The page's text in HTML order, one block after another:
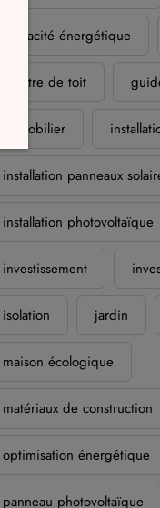
efficacité énergétique
fenêtre de toit
immobilier
installation panneaux
installation photovoltaïque
investissement
isolation jardin
maison écologique
matériaux de construction
optimisation énergétique
panneau photovoltaïque